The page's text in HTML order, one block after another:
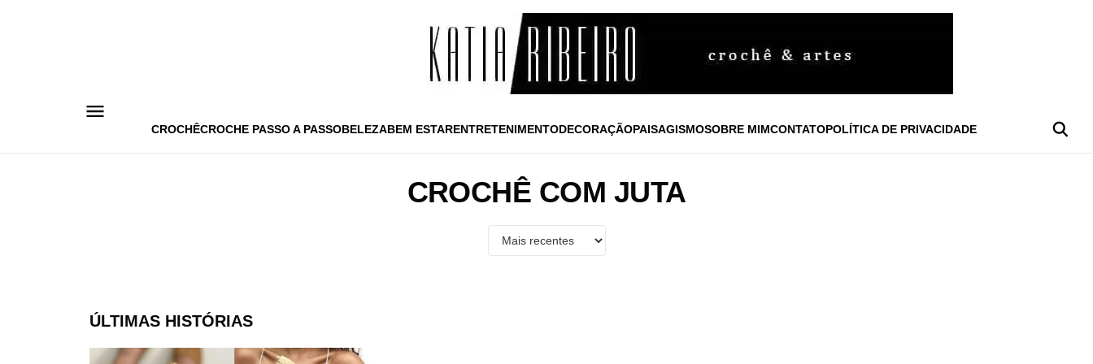
CROCHÊCROCHE PASSO A PASSOBELEZABEM ESTARENTRETENIMENTODECORAÇÃOPAISAGISMOSOBRE MIMCONTATOPOLÍTICA DE PRIVACIDADE
CROCHÊ COM JUTA
ÚLTIMAS HISTÓRIAS